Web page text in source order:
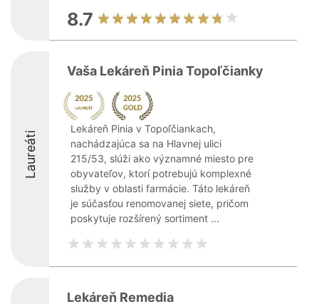
8.7
Laureáti
Vaša Lekáreň Pinia Topoľčianky
Lekáreň Pinia v Topoľčiankach,
nachádzajúca sa na Hlavnej ulici
215/53, slúži ako významné miesto pre
obyvateľov, ktorí potrebujú komplexné
služby v oblasti farmácie. Táto lekáreň
je súčasťou renomovanej siete, pričom
poskytuje rozšírený sortiment ...
Lekáreň Remedia